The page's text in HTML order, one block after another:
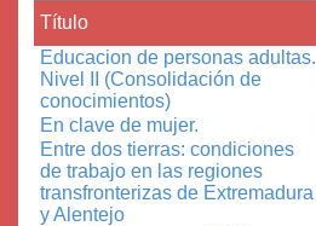
Título
Educacion de personas adultas.
Nivel II (Consolidación de
conocimientos)
En clave de mujer.
Entre dos tierras: condiciones
de trabajo en las regiones
transfronterizas de Extremadura
y Alentejo